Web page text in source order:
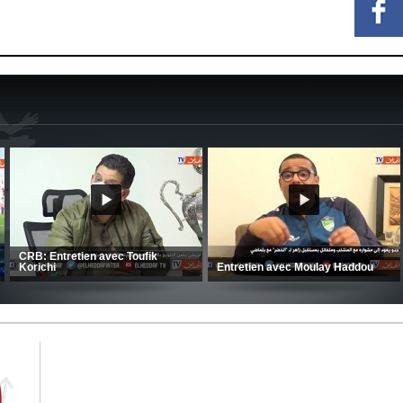
CSC: La préparation des hommes
d’Amrani se poursuit en Tunisie
MCA: Kaci-Saïd évoque le large
succès du Mouloudia face au FC
MFM